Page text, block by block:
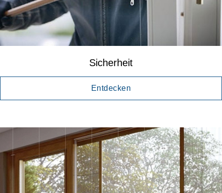
Sicherheit
Entdecken